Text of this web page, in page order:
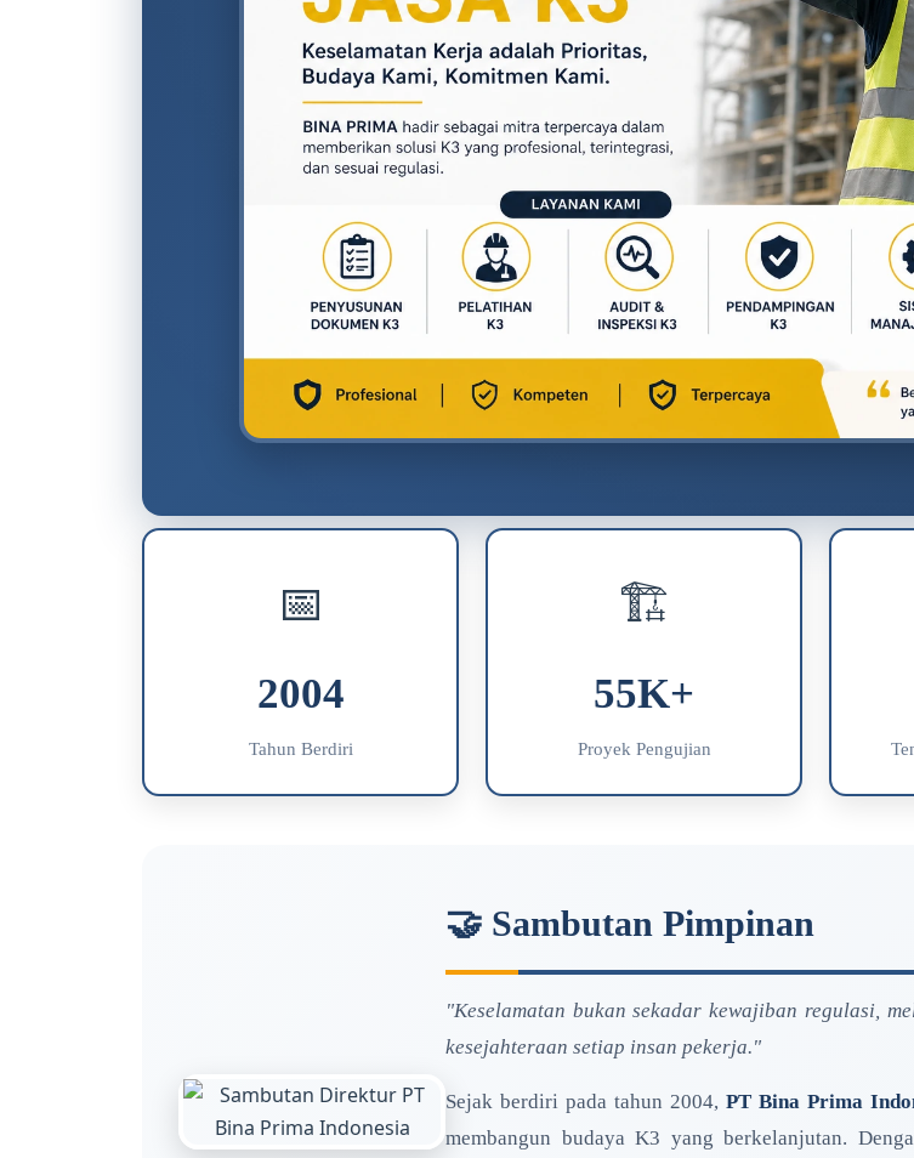
📅
2004
Tahun Berdiri
🏗️
55K+
Proyek Pengujian
🤝 Sambutan Pimpinan
"Keselamatan bukan sekadar kewajiban regulasi,
kesejahteraan setiap insan pekerja."
Sejak berdiri pada tahun 2004, PT Bina Prima
membangun budaya K3 yang berkelanjutan.